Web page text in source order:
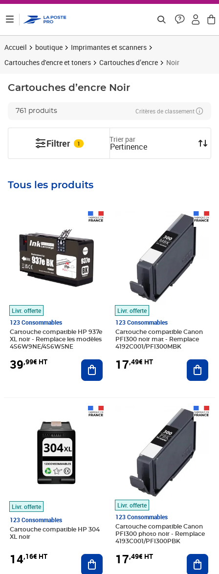
Accueil boutique
Imprimantes et scanners
Cartouches d'encre et toners
Cartouches d’encre Noir
Cartouches d’encre Noir
761 produits Critères de classement
Filtrer 1 Trier par
Pertinence
Tous les produits
Livr. offerte
123 Consommables
Cartouche compatible HP 937e
XL noir - Remplace les modèles
4S6W9NE/4S6W5NE
39,99€ HT Ajouter au panier
Livr. offerte
123 Consommables
Cartouche compatible Canon
PFI300 noir mat - Remplace
4192C001/PFI300MBK
17,49€ HT
Livr. offerte
123 Consommables
Cartouche compatible HP 304
XL noir
14,16€ HT Ajouter au panier
Livr. offerte
123 Consommables
Cartouche compatible Canon
PFI300 photo noir - Remplace
4193C001/PFI300PBK
17,49€ HT